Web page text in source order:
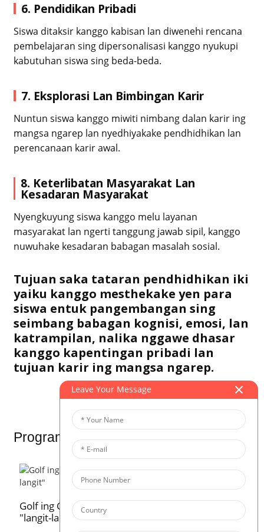
6. Pendidikan Pribadi
Siswa ditaksir kanggo kabisan lan diwenehi rencana
pembelajaran sing dipersonalisasi kanggo nyukupi
kabutuhan siswa sing beda-beda.
7. Eksplorasi Lan Bimbingan Karir
Nuntun siswa kanggo miwiti nimbang dalan karir ing
mangsa ngarep lan nyedhiyakake pendhidhikan lan
perencanaan karir awal.
8. Keterlibatan Masyarakat Lan
Kesadaran Masyarakat
Nyengkuyung siswa kanggo melu layanan
masyarakat lan ngerti tanggung jawab sipil, kanggo
nuwuhake kesadaran babagan masalah sosial.
Tujuan saka tataran pendhidhikan iki
yaiku kanggo mesthekake yen para
siswa entuk pangembangan sing
seimbang babagan kognisi, emosi, lan
katrampilan, nalika nggawe dhasar
kanggo kapentingan pribadi lan
tujuan karir ing mangsa ngarep.
Program sing gegandhengan
Golf ing CIS | Kursus golf ing kene, ora ana
"langit-langit"
Leave Your Message